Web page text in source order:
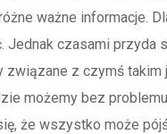
ważne informacje.
Jednak czasami przyda
związane z czymś
możemy bez
że wszystko może